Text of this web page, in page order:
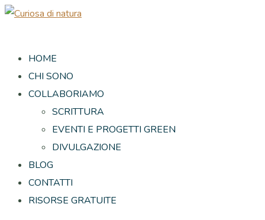
HOME
CHI SONO
COLLABORIAMO
SCRITTURA
EVENTI E PROGETTI GREEN
DIVULGAZIONE
BLOG
CONTATTI
RISORSE GRATUITE